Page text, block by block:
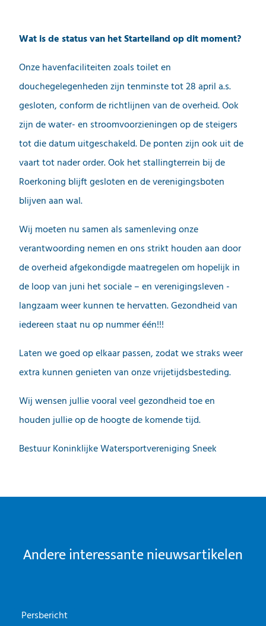
Wat is de status van het Starteiland op dit moment?
Onze havenfaciliteiten zoals toilet en
douchegelegenheden zijn tenminste tot 28 april a.s.
gesloten, conform de richtlijnen van de overheid. Ook
zijn de water- en stroomvoorzieningen op de steigers
tot die datum uitgeschakeld. De ponten zijn ook uit de
vaart tot nader order. Ook het stallingterrein bij de
Roerkoning blijft gesloten en de verenigingsboten
blijven aan wal.
Wij moeten nu samen als samenleving onze
verantwoording nemen en ons strikt houden aan door
de overheid afgekondigde maatregelen om hopelijk in
de loop van juni het sociale – en verenigingsleven -
langzaam weer kunnen te hervatten. Gezondheid van
iedereen staat nu op nummer één!!!
Laten we goed op elkaar passen, zodat we straks weer
extra kunnen genieten van onze vrijetijdsbesteding.
Wij wensen jullie vooral veel gezondheid toe en
houden jullie op de hoogte de komende tijd.
Bestuur Koninklijke Watersportvereniging Sneek
Andere interessante nieuwsartikelen
Persbericht